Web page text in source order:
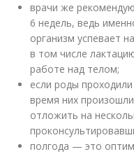
врачи же
6 недель, ведь
организм успевает
в том числе
работе над телом;
если роды
время них
отложить на
полгода — это